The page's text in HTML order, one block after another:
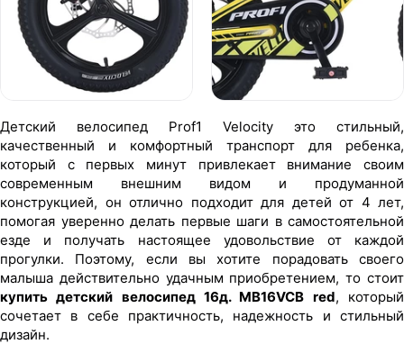
Детский велосипед Prof1 Velocity это стильный,
качественный и комфортный транспорт для ребенка,
который с первых минут привлекает внимание своим
современным внешним видом и продуманной
конструкцией, он отлично подходит для детей от 4 лет,
помогая уверенно делать первые шаги в самостоятельной
езде и получать настоящее удовольствие от каждой
прогулки. Поэтому, если вы хотите порадовать своего
малыша действительно удачным приобретением, то стоит
купить детский велосипед 16д. MB16VCB red, который
сочетает в себе практичность, надежность и стильный
дизайн.